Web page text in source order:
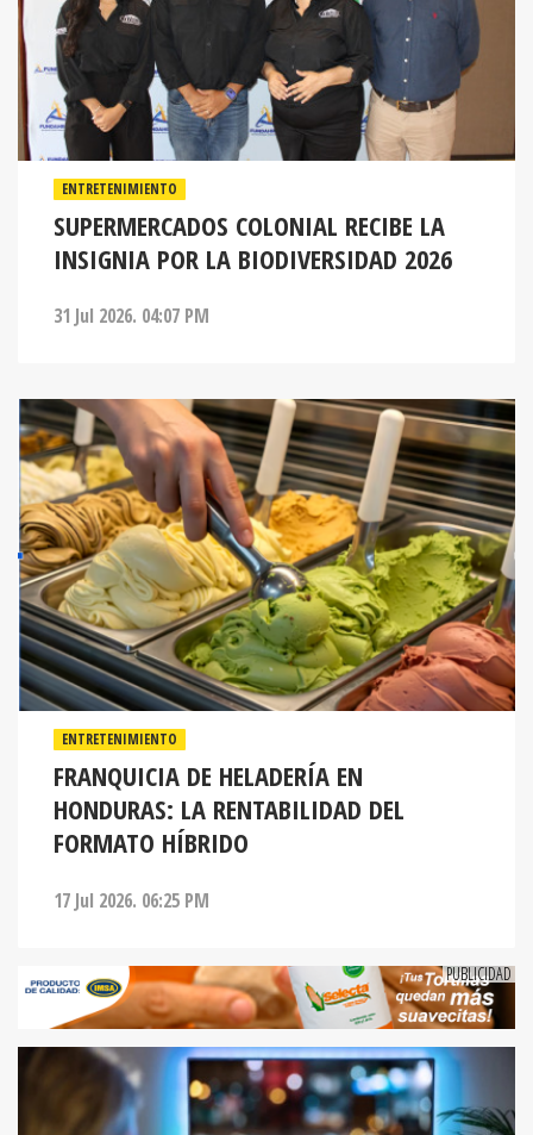
ENTRETENIMIENTO
SUPERMERCADOS COLONIAL RECIBE LA
INSIGNIA POR LA BIODIVERSIDAD 2026
31 Jul 2026. 04:07 PM
ENTRETENIMIENTO
FRANQUICIA DE HELADERÍA EN
HONDURAS: LA RENTABILIDAD DEL
FORMATO HÍBRIDO
17 Jul 2026. 06:25 PM